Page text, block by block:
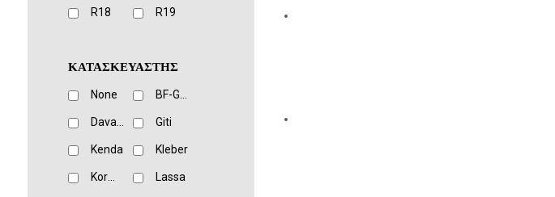
R18 R19
ΚΑΤΑΣΚΕΥΑΣΤΗΣ
None BF-Goodrich
Davanti Giti
Kenda Kleber
Kormoran Lassa